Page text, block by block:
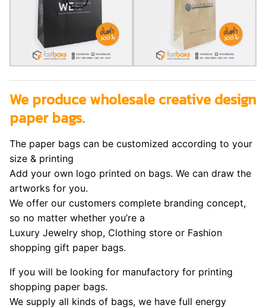
We produce wholesale creative design
paper bags.
The paper bags can be customized according to your
size & printing
Add your own logo printed on bags. We can draw the
artworks for you.
We offer our customers complete branding concept,
so no matter whether you’re a
Luxury Jewelry shop, Clothing store or Fashion
shopping gift paper bags.
If you will be looking for manufactory for printing
shopping paper bags.
We supply all kinds of bags, we have full energy